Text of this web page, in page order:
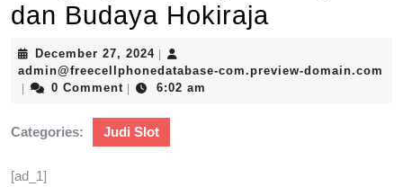
dan Budaya Hokiraja
December 27, 2024December
27,
2024
admin@freecellphonedatabase-com.preview-domain.com
admin@freecellphonedatabase-
domain.com
0 Comment 6:02 am
Categories: Judi Slot
[ad_1]